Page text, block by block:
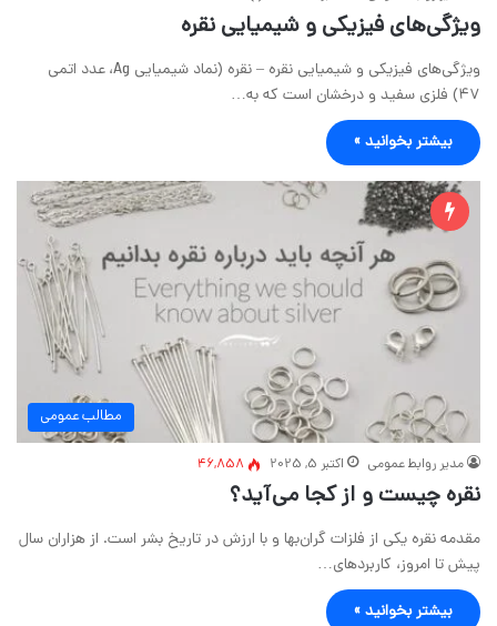
ویژگی‌های فیزیکی و شیمیایی نقره
ویژگی‌های فیزیکی و شیمیایی نقره – نقره (نماد شیمیایی Ag، عدد اتمی
۴۷) فلزی سفید و درخشان است که به…
بیشتر بخوانید »
مطالب عمومی
مدیر روابط عمومی اکتبر 5, 2025 46,858
نقره چیست و از کجا می‌آید؟
مقدمه نقره یکی از فلزات گران‌بها و با ارزش در تاریخ بشر است. از هزاران سال
پیش تا امروز، کاربردهای…
بیشتر بخوانید »